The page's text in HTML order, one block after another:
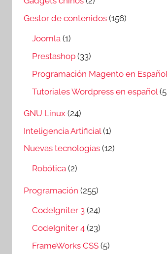
Gestor de contenidos (156)
Joomla (1)
Prestashop (33)
Programación Magento en Español
Tutoriales Wordpress en español
GNU Linux (24)
Inteligencia Artificial (1)
Nuevas tecnologías (12)
Robótica (2)
Programación (255)
CodeIgniter 3 (24)
CodeIgniter 4 (23)
FrameWorks CSS (5)